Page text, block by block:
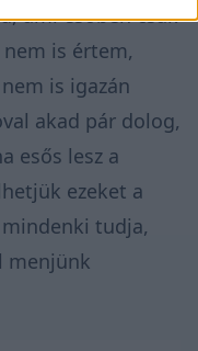
ami esőben csak
is értem,
is igazán
akad pár dolog,
esős lesz a
ezeket a
tudja,
menjünk